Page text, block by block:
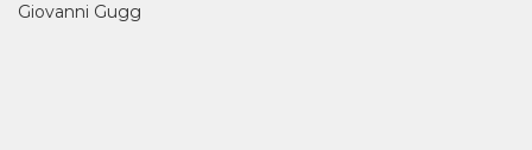
Giovanni Gugg